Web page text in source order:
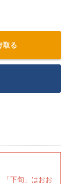
取る
「下旬」はおお